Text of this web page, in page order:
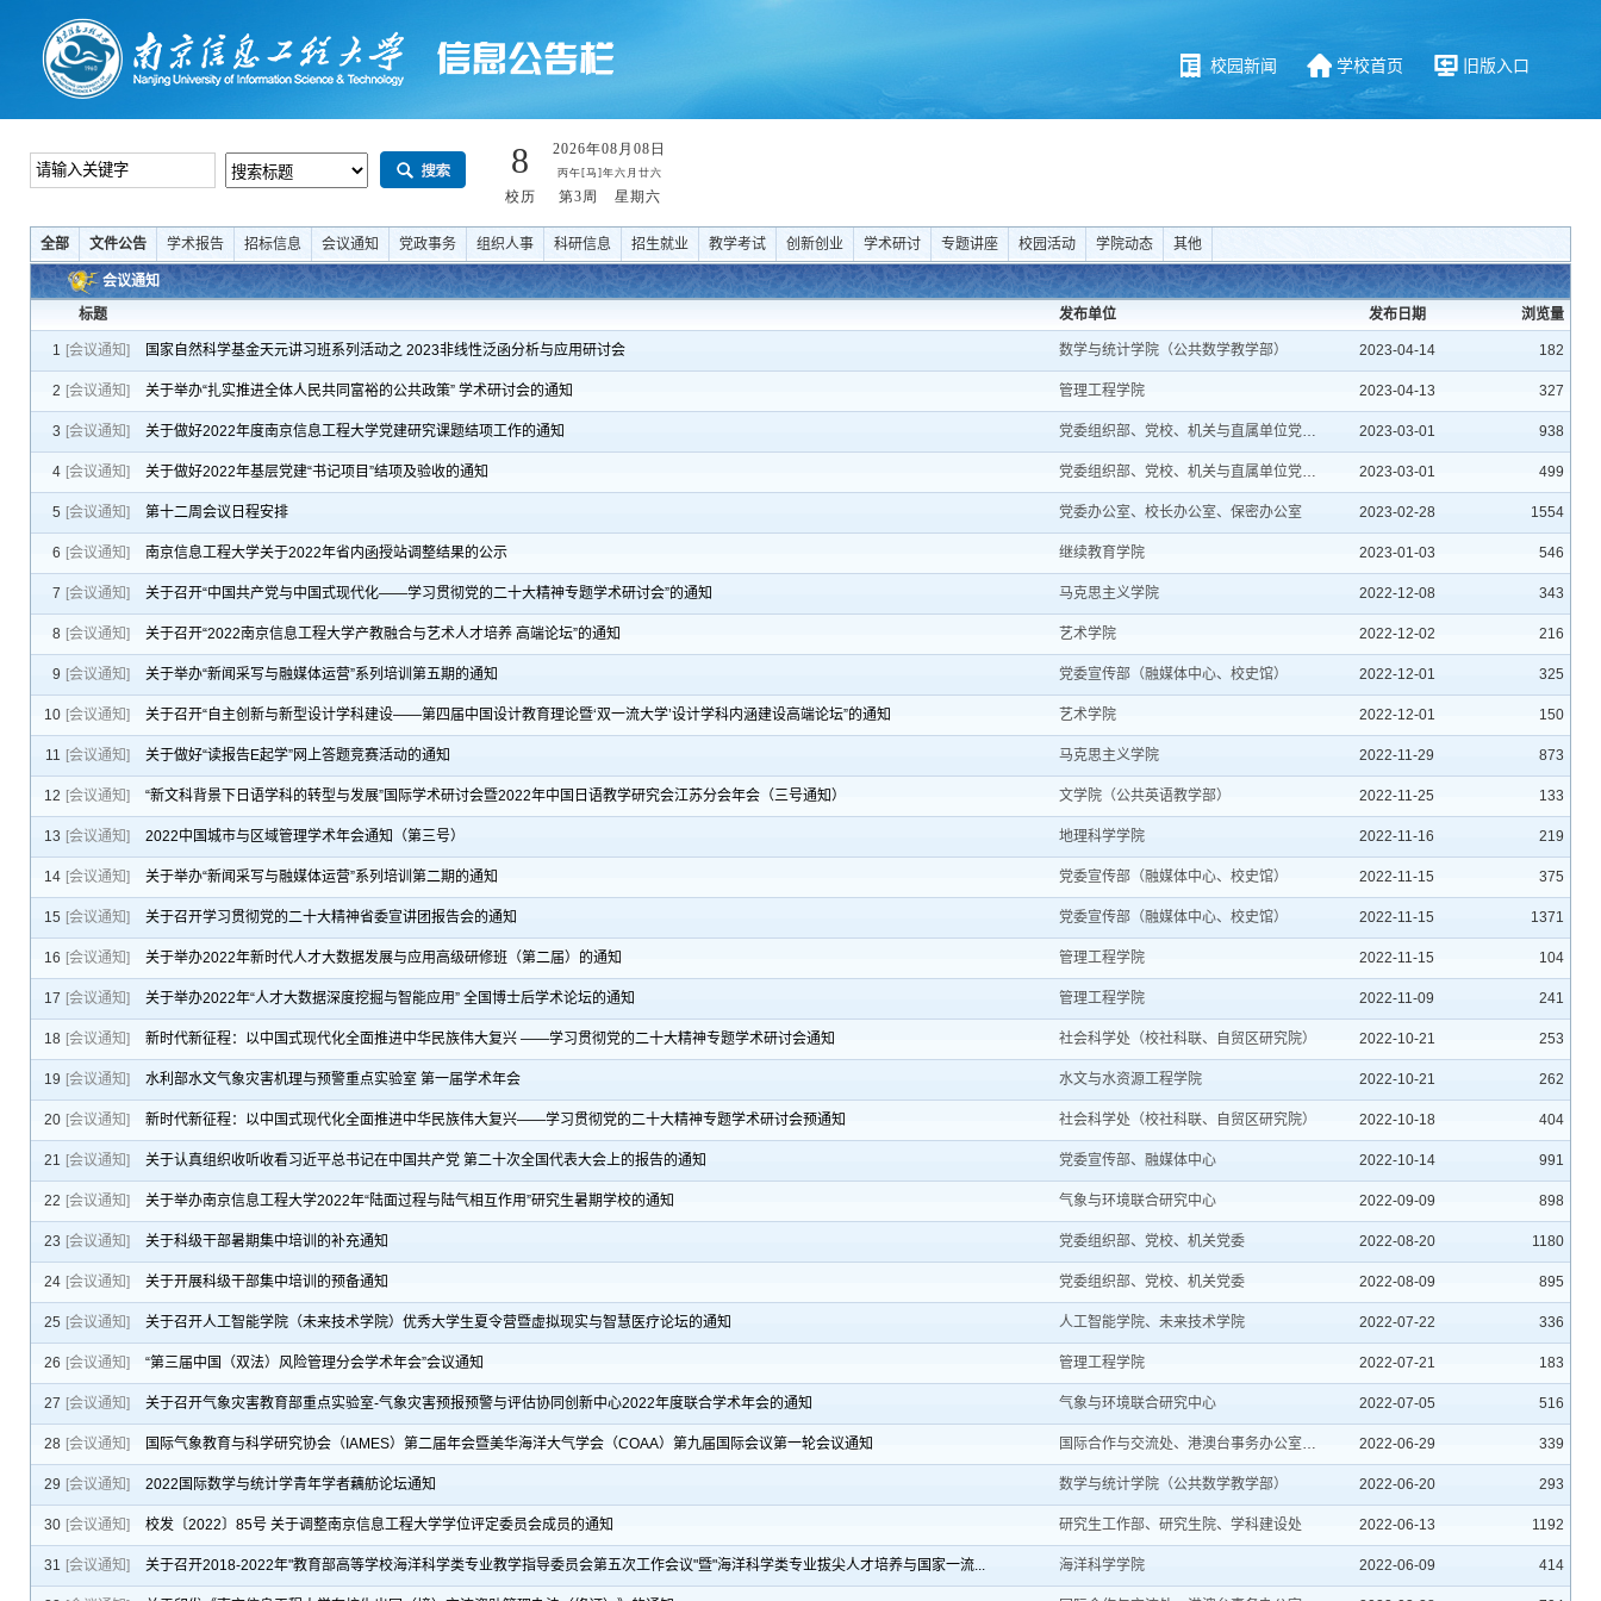
校园新闻 学校首页 旧版入口
全部 文件公告 学术报告 招标信息 会议通知 党政事务 组织人事 科研信息 招生就业 教学考试 创新创业 学术研讨 专题讲座 校园活动 学院动态 其他
会议通知
标题
发布单位 发布日期 浏览量
1 [会议通知] 国家自然科学基金天元讲习班系列活动之 2023非线性泛函分析与应用研讨会 数学与统计学院（公共数学教学部） 2023-04-14 182
2 [会议通知] 关于举办“扎实推进全体人民共同富裕的公共政策” 学术研讨会的通知 管理工程学院 2023-04-13 327
3 [会议通知] 关于做好2022年度南京信息工程大学党建研究课题结项工作的通知 党委组织部、党校、机关与直属单位党工委 2023-03-01 938
4 [会议通知] 关于做好2022年基层党建“书记项目”结项及验收的通知 党委组织部、党校、机关与直属单位党工委 2023-03-01 499
5 [会议通知] 第十二周会议日程安排 党委办公室、校长办公室、保密办公室 2023-02-28 1554
6 [会议通知] 南京信息工程大学关于2022年省内函授站调整结果的公示 继续教育学院 2023-01-03 546
7 [会议通知] 关于召开“中国共产党与中国式现代化——学习贯彻党的二十大精神专题学术研讨会”的通知 马克思主义学院 2022-12-08 343
8 [会议通知] 关于召开“2022南京信息工程大学产教融合与艺术人才培养 高端论坛”的通知 艺术学院 2022-12-02 216
9 [会议通知] 关于举办“新闻采写与融媒体运营”系列培训第五期的通知 党委宣传部（融媒体中心、校史馆） 2022-12-01 325
10 [会议通知] 关于召开“自主创新与新型设计学科建设——第四届中国设计教育理论暨‘双一流大学’设计学科内涵建设高端论坛”的通知 艺术学院 2022-12-01 150
11 [会议通知] 关于做好“读报告E起学”网上答题竞赛活动的通知 马克思主义学院 2022-11-29 873
12 [会议通知] “新文科背景下日语学科的转型与发展”国际学术研讨会暨2022年中国日语教学研究会江苏分会年会（三号通知） 文学院（公共英语教学部） 2022-11-25 133
13 [会议通知] 2022中国城市与区域管理学术年会通知​（第三号） 地理科学学院 2022-11-16 219
14 [会议通知] 关于举办“新闻采写与融媒体运营”系列培训第二期的通知 党委宣传部（融媒体中心、校史馆） 2022-11-15 375
15 [会议通知] 关于召开学习贯彻党的二十大精神省委宣讲团报告会的通知 党委宣传部（融媒体中心、校史馆） 2022-11-15 1371
16 [会议通知] 关于举办2022年新时代人才大数据发展与应用高级研修班（第二届）的通知 管理工程学院 2022-11-15 104
17 [会议通知] 关于举办2022年“人才大数据深度挖掘与智能应用” 全国博士后学术论坛的通知 管理工程学院 2022-11-09 241
18 [会议通知] 新时代新征程：以中国式现代化全面推进中华民族伟大复兴 ——学习贯彻党的二十大精神专题学术研讨会通知 社会科学处（校社科联、自贸区研究院） 2022-10-21 253
19 [会议通知] 水利部水文气象灾害机理与预警重点实验室 第一届学术年会 水文与水资源工程学院 2022-10-21 262
20 [会议通知] 新时代新征程：以中国式现代化全面推进中华民族伟大复兴——学习贯彻党的二十大精神专题学术研讨会预通知 社会科学处（校社科联、自贸区研究院） 2022-10-18 404
21 [会议通知] 关于认真组织收听收看习近平总书记在中国共产党 第二十次全国代表大会上的报告的通知 党委宣传部、融媒体中心 2022-10-14 991
22 [会议通知] 关于举办南京信息工程大学2022年“陆面过程与陆气相互作用”研究生暑期学校的通知 气象与环境联合研究中心 2022-09-09 898
23 [会议通知] 关于科级干部暑期集中培训的补充通知 党委组织部、党校、机关党委 2022-08-20 1180
24 [会议通知] 关于开展科级干部集中培训的预备通知 党委组织部、党校、机关党委 2022-08-09 895
25 [会议通知] 关于召开人工智能学院（未来技术学院）优秀大学生夏令营暨虚拟现实与智慧医疗论坛的通知 人工智能学院、未来技术学院 2022-07-22 336
26 [会议通知] “第三届中国（双法）风险管理分会学术年会”会议通知 管理工程学院 2022-07-21 183
27 [会议通知] 关于召开气象灾害教育部重点实验室-气象灾害预报预警与评估协同创新中心2022年度联合学术年会的通知 气象与环境联合研究中心 2022-07-05 516
28 [会议通知] 国际气象教育与科学研究协会（IAMES）第二届年会暨美华海洋大气学会（COAA）第九届国际会议第一轮会议通知 国际合作与交流处、港澳台事务办公室、出入境服务中心 2022-06-29 339
29 [会议通知] 2022国际数学与统计学青年学者藕舫论坛通知 数学与统计学院（公共数学教学部） 2022-06-20 293
30 [会议通知] 校发〔2022〕85号 关于调整南京信息工程大学学位评定委员会成员的通知 研究生工作部、研究生院、学科建设处 2022-06-13 1192
31 [会议通知] 关于召开2018-2022年"教育部高等学校海洋科学类专业教学指导委员会第五次工作会议"暨"海洋科学类专业拔尖人才培养与国家一流... 海洋科学学院 2022-06-09 414